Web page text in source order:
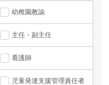
幼稚園教諭
主任・副主任
看護師
児童発達支援管理責任者